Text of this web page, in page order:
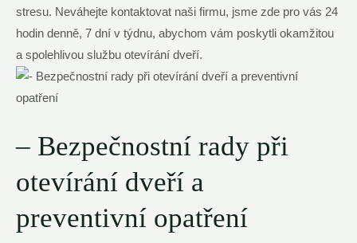
stresu. Neváhejte kontaktovat naši firmu, jsme zde pro vás 24
hodin denně, 7 dní v týdnu, abychom vám poskytli okamžitou
a spolehlivou službu otevírání dveří.
– Bezpečnostní rady při
otevírání dveří a
preventivní opatření